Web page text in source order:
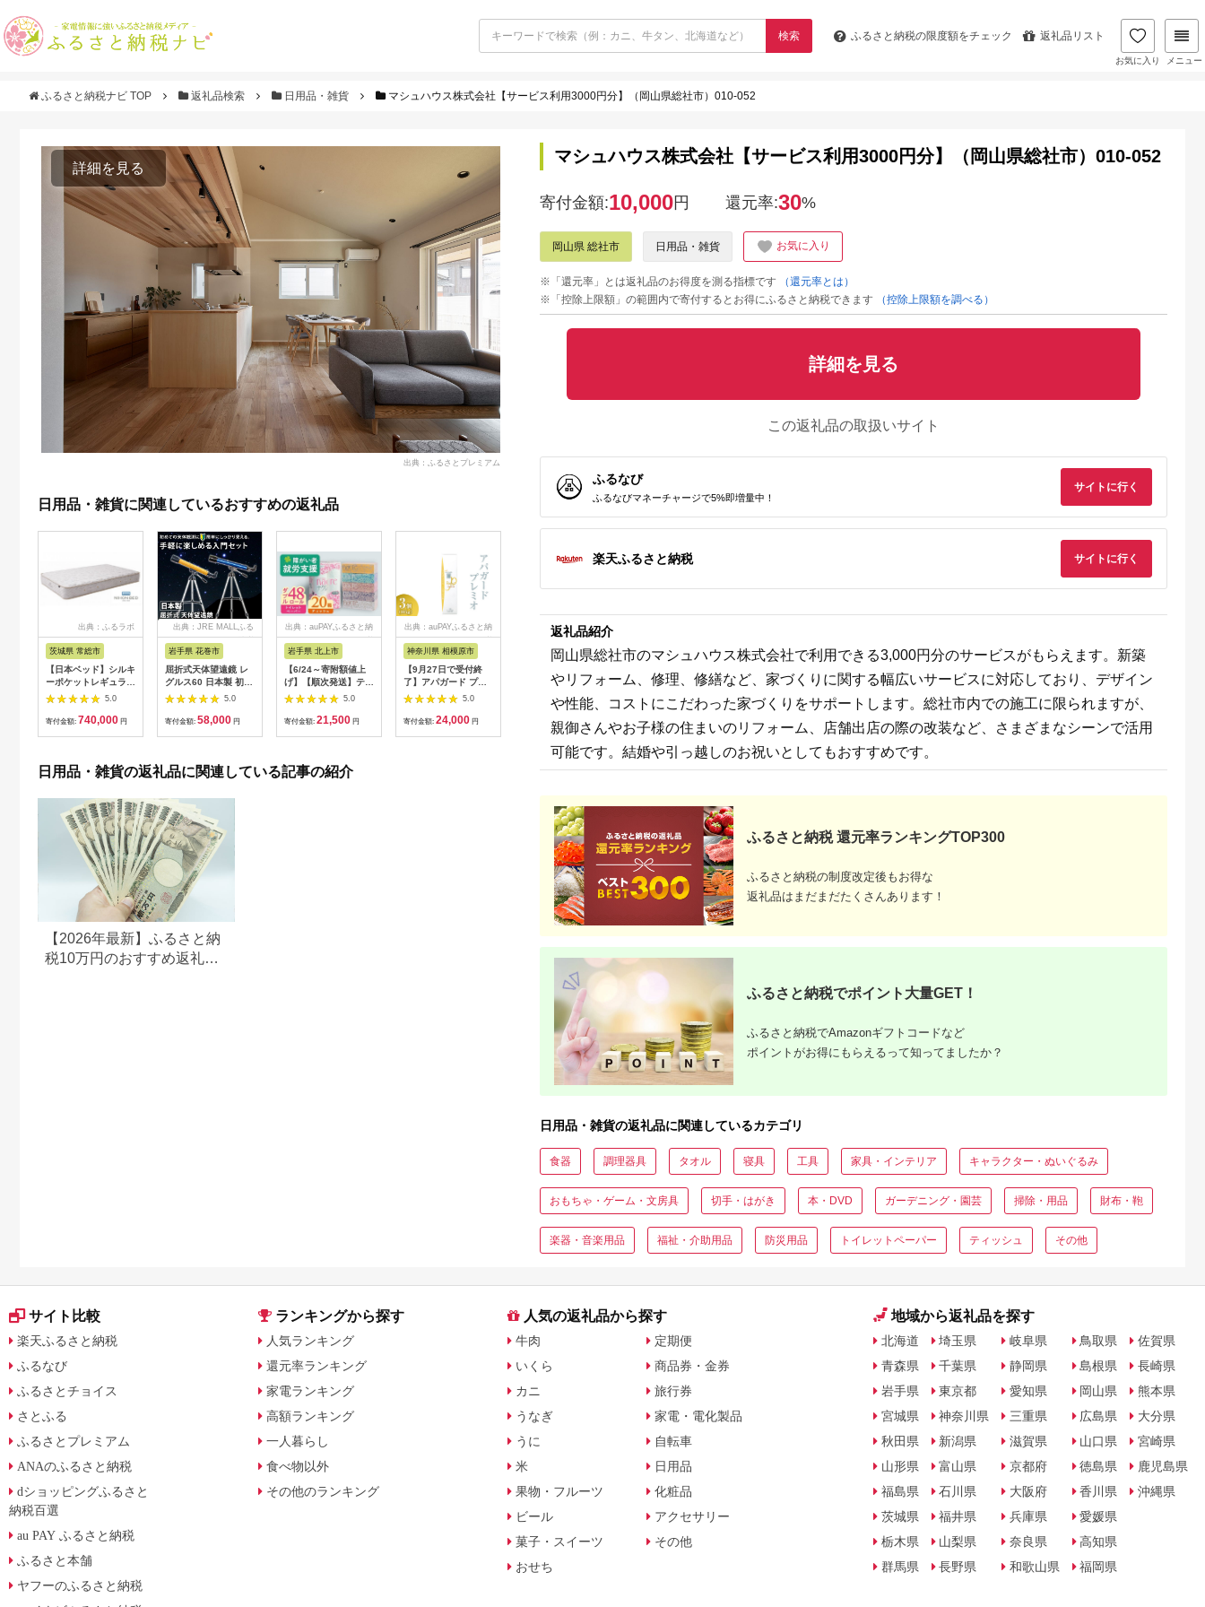
検索 ふるさと納税の限度額をチェック 返礼品リスト
お気に入り メニュー
ふるさと納税ナビ TOP 返礼品検索 日用品・雑貨 マシュハウス株式会社【サービス利用3000円分】（岡山県総社市）010-052
詳細を見る
出典：ふるさとプレミアム
日用品・雑貨に関連しているおすすめの返礼品
出典：ふるラボ
茨城県 常総市
【日本ベッド】シルキ
ーポケットレギュラー
11334 シングル 日本
ベッド シルキーポケ
ットレギュラー シン
5.0
寄付金額: 740,000 円
出典：JRE MALLふる
さと納税
岩手県 花巻市
屈折式天体望遠鏡 レ
グルス60 日本製 初心
者用 スマホ撮影 (カラ
ー：オレンジ）
【1835-2】
5.0
寄付金額: 58,000 円
出典：auPAYふるさと納
税
岩手県 北上市
【6/24～寄附額値上
げ】【順次発送】ティ
ッシュペーパー 20箱
＆ トイレットロール
(ダブル) 48個 福祉施
ィッシュ パルプ
100％ 無香料 1箱
5.0
寄付金額: 21,500 円
出典：auPAYふるさと納
税
神奈川県 相模原市
【9月27日で受付終
了】アパガード プレ
ミオ 105g 3個 | 期間
限定 歯磨き粉 ハミガ
キ 歯 デンタルケア
5.0
寄付金額: 24,000 円
出典：ふるさとチョイ
ス
菓子箸置き5種類
5.0
寄付金額:10,000
京都 府京丹後市
まして松尾です 巾着
13cm×17cm
寄付金額: 10,000
奈良県 大和高田市
ウォーマー (ロング)
(582-3360)
5.0
円
福岡県 久留米市
のぬか漬けキット
5.0
寄付金額: 33,000
秋田県 秋田市
クリネックス シング
パック 日用品 新生活
5.0
寄付金額: 21,000
岐阜県 山県市
ワー [No.715] ／ マ
インバブル） 洗浄 保
湿 水流切替付き 節水
日本製 岐阜県
寄付金額:9,000
日用品・雑貨の返礼品に関連している記事の紹介
【2026年最新】ふるさと納
税10万円のおすすめ返礼品
マシュハウス株式会社【サービス利用3000円分】（岡山県総社市）010-052
寄付金額:10,000円 還元率:30%
岡山県 総社市 日用品・雑貨 お気に入り
※「還元率」とは返礼品のお得度を測る指標です
（還元率とは）
※「控除上限額」の範囲内で寄付するとお得にふるさと納税できます
（控除上限額を調べる）
詳細を見る
この返礼品の取扱いサイト
ふるなび
ふるなびマネーチャージで5%即増量中！
サイトに行く
楽天ふるさと納税 サイトに行く
返礼品紹介
岡山県総社市のマシュハウス株式会社で利用できる3,000円分のサービスがもらえます。新築
やリフォーム、修理、修繕など、家づくりに関する幅広いサービスに対応しており、デザイン
や性能、コストにこだわった家づくりをサポートします。総社市内での施工に限られますが、
親御さんやお子様の住まいのリフォーム、店舗出店の際の改装など、さまざまなシーンで活用
可能です。結婚や引っ越しのお祝いとしてもおすすめです。
ふるさと納税 還元率ランキングTOP300
ふるさと納税の制度改定後もお得な
返礼品はまだまだたくさんあります！
ふるさと納税でポイント大量GET！
ふるさと納税でAmazonギフトコードなど
ポイントがお得にもらえるって知ってましたか？
日用品・雑貨の返礼品に関連しているカテゴリ
食器 調理器具 タオル 寝具 工具 家具・インテリア キャラクター・ぬいぐるみ
おもちゃ・ゲーム・文房具 切手・はがき 本・DVD ガーデニング・園芸 掃除・用品 財布・鞄
楽器・音楽用品 福祉・介助用品 防災用品 トイレットペーパー ティッシュ その他
サイト比較
楽天ふるさと納税
ふるなび
ふるさとチョイス
さとふる
ふるさとプレミアム
ANAのふるさと納税
dショッピングふるさと
納税百選
au PAY ふるさと納税
ふるさと本舗
ヤフーのふるさと納税
ランキングから探す
人気ランキング
還元率ランキング
家電ランキング
高額ランキング
一人暮らし
食べ物以外
その他のランキング
人気の返礼品から探す
牛肉
いくら
カニ
うなぎ
うに
米
果物・フルーツ
ビール
菓子・スイーツ
おせち
定期便
商品券・金券
旅行券
家電・電化製品
自転車
日用品
化粧品
アクセサリー
その他
地域から返礼品を探す
北海道
青森県
岩手県
宮城県
秋田県
山形県
福島県
茨城県
栃木県
群馬県
埼玉県
千葉県
東京都
神奈川県
新潟県
富山県
石川県
福井県
山梨県
長野県
岐阜県
静岡県
愛知県
三重県
滋賀県
京都府
大阪府
兵庫県
奈良県
和歌山県
鳥取県
島根県
岡山県
広島県
山口県
徳島県
香川県
愛媛県
高知県
福岡県
佐賀県
長崎県
熊本県
大分県
宮崎県
鹿児島県
沖縄県